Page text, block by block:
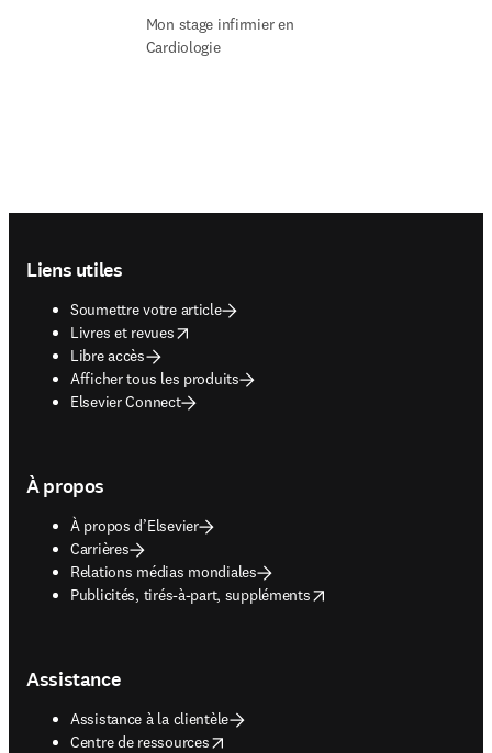
Mon stage infirmier en
Cardiologie
Liens utiles
Soumettre votre article
Livres et revues
opens in new tab/window
Libre accès
Afficher tous les produits
Elsevier Connect
À propos
À propos d’Elsevier
Carrières
Relations médias mondiales
Publicités, tirés-à-part, suppléments
opens in new tab/window
Assistance
Assistance à la clientèle
Centre de ressources
opens in new tab/window